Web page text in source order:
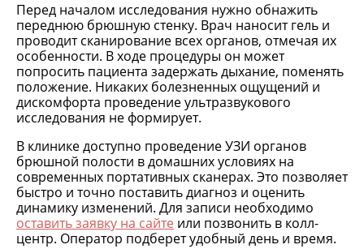
Перед началом исследования нужно обнажить
переднюю брюшную стенку. Врач наносит гель и
проводит сканирование всех органов, отмечая их
особенности. В ходе процедуры он может
попросить пациента задержать дыхание, поменять
положение. Никаких болезненных ощущений и
дискомфорта проведение ультразвукового
исследования не формирует.
В клинике доступно проведение УЗИ органов
брюшной полости в домашних условиях на
современных портативных сканерах. Это позволяет
быстро и точно поставить диагноз и оценить
динамику изменений. Для записи необходимо
оставить заявку на сайте или позвонить в колл-
центр. Оператор подберет удобный день и время.